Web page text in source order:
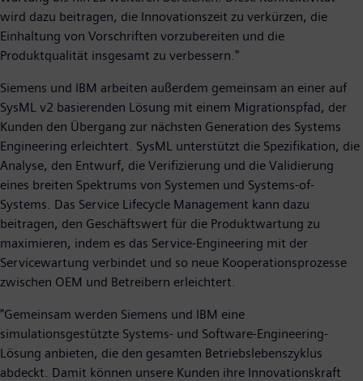
wird dazu beitragen, die Innovationszeit zu verkürzen, die
Einhaltung von Vorschriften vorzubereiten und die
Produktqualität insgesamt zu verbessern."
Siemens und IBM arbeiten außerdem gemeinsam an einer auf
SysML v2 basierenden Lösung mit einem Migrationspfad, der
Kunden den Übergang zur nächsten Generation des Systems
Engineering erleichtert. SysML unterstützt die Spezifikation, die
Analyse, den Entwurf, die Verifizierung und die Validierung
eines breiten Spektrums von Systemen und Systems-of-
Systems. Das Service Lifecycle Management kann dazu
beitragen, den Geschäftswert für die Produktwartung zu
maximieren, indem es das Service-Engineering mit der
Servicewartung verbindet und so neue Kooperationsprozesse
zwischen OEM und Betreibern erleichtert.
"Gemeinsam werden Siemens und IBM eine
simulationsgestützte Systems- und Software-Engineering-
Lösung anbieten, die den gesamten Betriebslebenszyklus
abdeckt. Damit können unsere Kunden ihre Innovationskraft